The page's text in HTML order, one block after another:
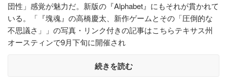
団性」感覚が魅力だ。新版の『Alphabet』にもそれが貫かれて
いる。「『塊魂』の高橋慶太、新作ゲームとその「圧倒的な
不思議さ」」の写真・リンク付きの記事はこちらテキサス州
オースティンで9月下旬に開催され
続きを読む